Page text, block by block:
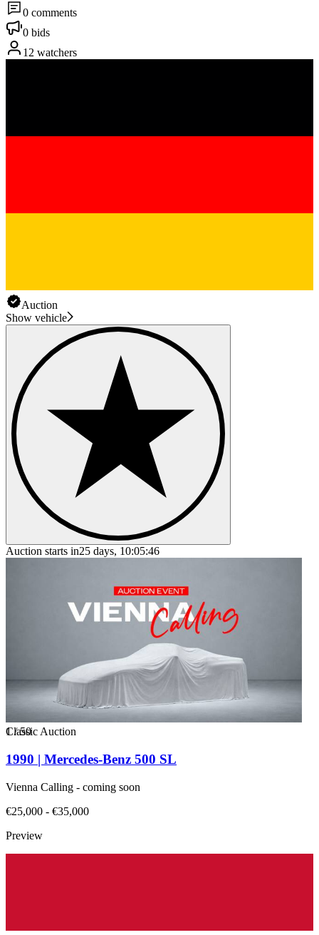
0 comments
0 bids
12 watchers
Auction
Show vehicle
Auction starts in25 days, 10:05:46
1/50
Classic Auction
1990 | Mercedes-Benz 500 SL
Vienna Calling - coming soon
€25,000 - €35,000
Preview